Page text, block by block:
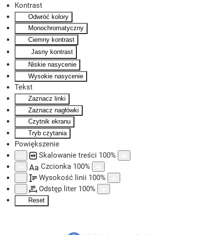
Kontrast
Odwróć kolory
Monochromatyczny
Ciemny kontrast
Jasny kontrast
Niskie nasycenie
Wysokie nasycenie
Tekst
Zaznacz linki
Zaznacz nagłówki
Czytnik ekranu
Tryb czytania
Powiększenie
Skalowanie treści 100%
Aa Czcionka 100%
Wysokość linii 100%
Odstęp liter 100%
Reset
Skip to main content